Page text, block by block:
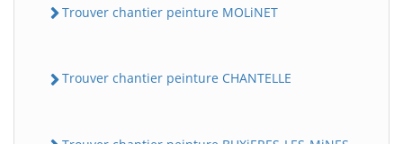
Trouver chantier peinture MOLiNET
Trouver chantier peinture CHANTELLE